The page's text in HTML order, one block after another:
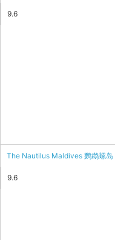
9.6
The Nautilus Maldives 鹦鹉螺岛
9.6